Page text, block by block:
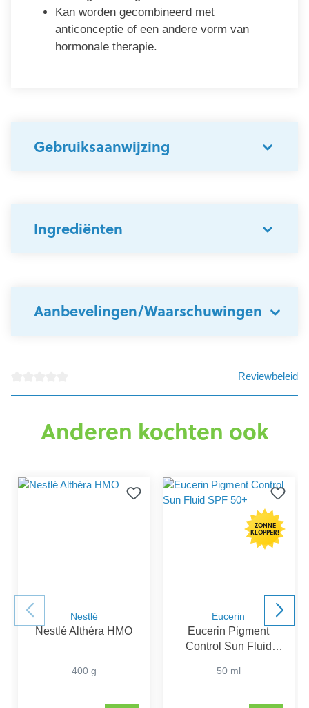
Kan worden gecombineerd met
anticonceptie of een andere vorm van
hormonale therapie.
Gebruiksaanwijzing
Ingrediënten
Aanbevelingen/Waarschuwingen
Reviewbeleid
Anderen kochten ook
Nestlé
Nestlé Althéra HMO
400 g
ZONNE
KLOPPER!
Eucerin
Eucerin Pigment
Control Sun Fluid
50 ml